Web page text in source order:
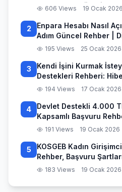
ve Başvuru Süreci
606 Views 19 Ocak 2026
2
Enpara Hesabı Nasıl
Adım Güncel Rehber |
195 Views 25 Ocak 2026
3
Kendi İşini Kurmak
Destekleri Rehberi:
194 Views 17 Ocak 2026
4
Devlet Destekli 4.000
Kapsamlı Başvuru
191 Views 19 Ocak 2026
5
KOSGEB Kadın
Rehber, Başvuru
183 Views 19 Ocak 2026